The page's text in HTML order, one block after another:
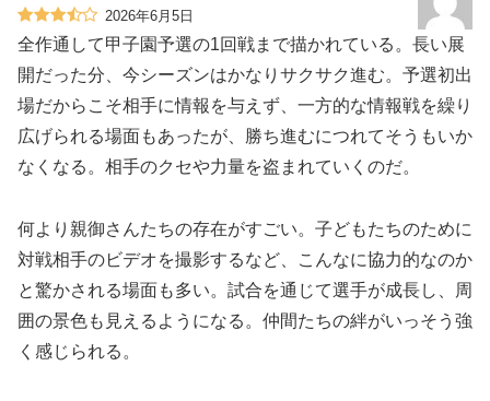
2026年6月5日
全作通して甲子園予選の1回戦まで描かれている。長い展
開だった分、今シーズンはかなりサクサク進む。予選初出
場だからこそ相手に情報を与えず、一方的な情報戦を繰り
広げられる場面もあったが、勝ち進むにつれてそうもいか
なくなる。相手のクセや力量を盗まれていくのだ。
何より親御さんたちの存在がすごい。子どもたちのために
対戦相手のビデオを撮影するなど、こんなに協力的なのか
と驚かされる場面も多い。試合を通じて選手が成長し、周
囲の景色も見えるようになる。仲間たちの絆がいっそう強
く感じられる。